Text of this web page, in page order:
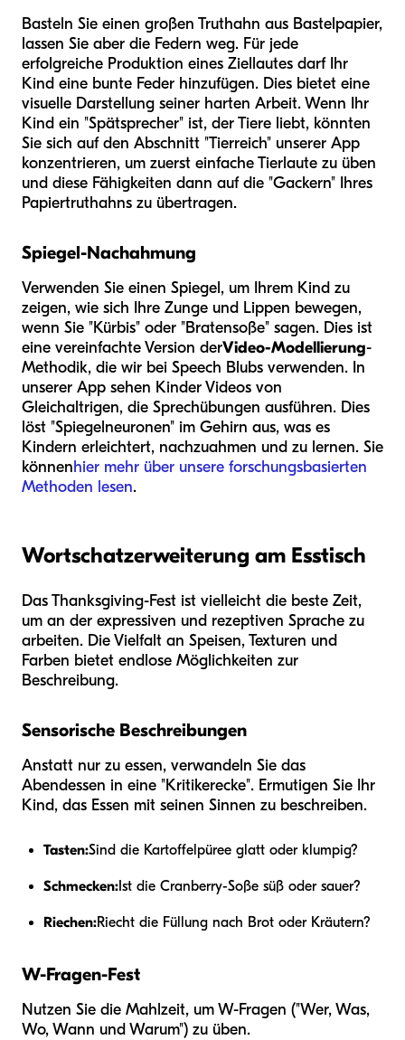
Basteln Sie einen großen Truthahn aus Bastelpapier,
lassen Sie aber die Federn weg. Für jede
erfolgreiche Produktion eines Ziellautes darf Ihr
Kind eine bunte Feder hinzufügen. Dies bietet eine
visuelle Darstellung seiner harten Arbeit. Wenn Ihr
Kind ein "Spätsprecher" ist, der Tiere liebt, könnten
Sie sich auf den Abschnitt "Tierreich" unserer App
konzentrieren, um zuerst einfache Tierlaute zu üben
und diese Fähigkeiten dann auf die "Gackern" Ihres
Papiertruthahns zu übertragen.
Spiegel-Nachahmung
Verwenden Sie einen Spiegel, um Ihrem Kind zu
zeigen, wie sich Ihre Zunge und Lippen bewegen,
wenn Sie "Kürbis" oder "Bratensoße" sagen. Dies ist
eine vereinfachte Version derVideo-Modellierung-
Methodik, die wir bei Speech Blubs verwenden. In
unserer App sehen Kinder Videos von
Gleichaltrigen, die Sprechübungen ausführen. Dies
löst "Spiegelneuronen" im Gehirn aus, was es
Kindern erleichtert, nachzuahmen und zu lernen. Sie
könnenhier mehr über unsere forschungsbasierten
Methoden lesen.
Wortschatzerweiterung am Esstisch
Das Thanksgiving-Fest ist vielleicht die beste Zeit,
um an der expressiven und rezeptiven Sprache zu
arbeiten. Die Vielfalt an Speisen, Texturen und
Farben bietet endlose Möglichkeiten zur
Beschreibung.
Sensorische Beschreibungen
Anstatt nur zu essen, verwandeln Sie das
Abendessen in eine "Kritikerecke". Ermutigen Sie Ihr
Kind, das Essen mit seinen Sinnen zu beschreiben.
Tasten:Sind die Kartoffelpüree glatt oder klumpig?
Schmecken: Ist die Cranberry-Soße süß oder sauer?
Riechen:Riecht die Füllung nach Brot oder Kräutern?
W-Fragen-Fest
Nutzen Sie die Mahlzeit, um W-Fragen ("Wer, Was,
Wo, Wann und Warum") zu üben.